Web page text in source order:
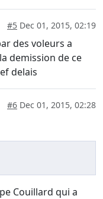
#5 Dec 01, 2015, 02:19
des voleurs a
demission de ce
delais
#6 Dec 01, 2015, 02:28
Couillard qui a